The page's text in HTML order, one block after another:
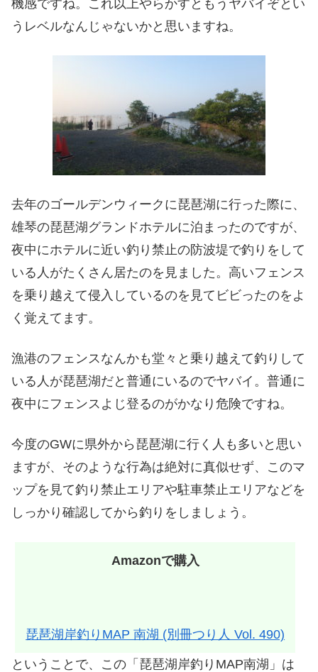
機感ですね。これ以上やらかすともうヤバイぞとい
うレベルなんじゃないかと思いますね。
去年のゴールデンウィークに琵琶湖に行った際に、
雄琴の琵琶湖グランドホテルに泊まったのですが、
夜中にホテルに近い釣り禁止の防波堤で釣りをして
いる人がたくさん居たのを見ました。高いフェンス
を乗り越えて侵入しているのを見てビビったのをよ
く覚えてます。
漁港のフェンスなんかも堂々と乗り越えて釣りして
いる人が琵琶湖だと普通にいるのでヤバイ。普通に
夜中にフェンスよじ登るのがかなり危険ですね。
今度のGWに県外から琵琶湖に行く人も多いと思い
ますが、そのような行為は絶対に真似せず、このマ
ップを見て釣り禁止エリアや駐車禁止エリアなどを
しっかり確認してから釣りをしましょう。
Amazonで購入
琵琶湖岸釣りMAP 南湖 (別冊つり人 Vol. 490)
ということで、この「琵琶湖岸釣りMAP南湖」は